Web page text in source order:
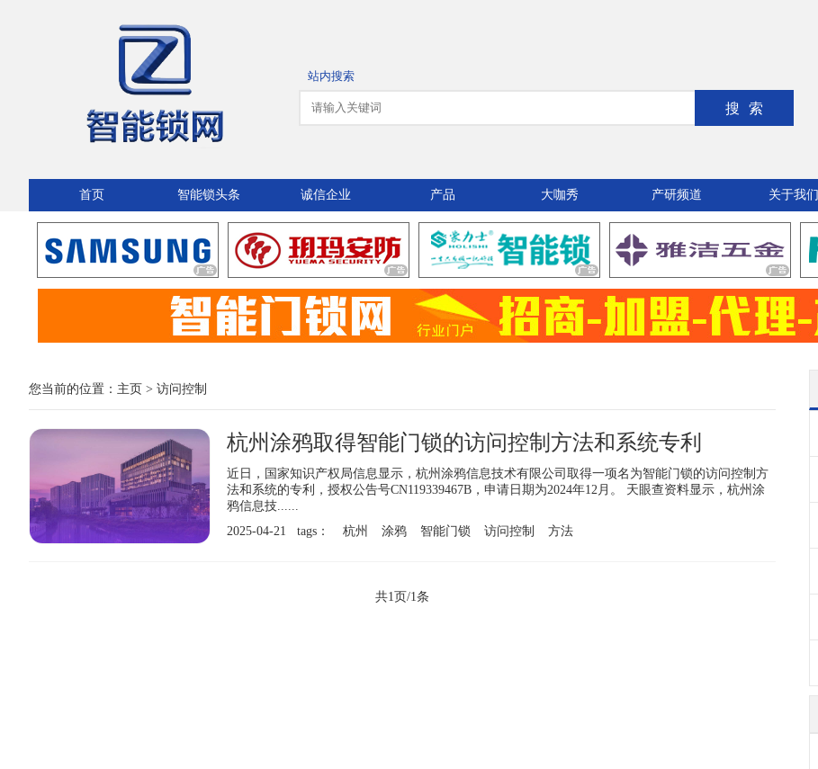
站内搜索
搜索
首页 智能锁头条 诚信企业 产品 大咖秀 产研频道 关于我们
您当前的位置： 主页 > 访问控制
杭州涂鸦取得智能门锁的访问控制方法和系统专利
近日，国家知识产权局信息显示，杭州涂鸦信息技术有限公司取得一项名为智能门锁的访问控制方
法和系统的专利，授权公告号CN119339467B，申请日期为2024年12月。 天眼查资料显示，杭州涂
鸦信息技......
2025-04-21 tags：
杭州 涂鸦 智能门锁 访问控制 方法
共1页/1条